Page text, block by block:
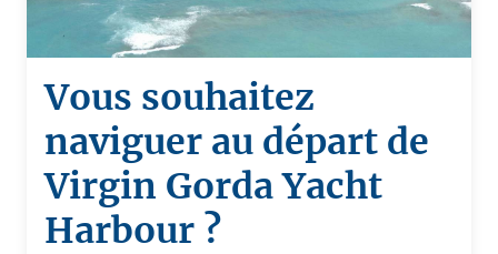
Vous souhaitez
naviguer au départ de
Virgin Gorda Yacht
Harbour ?